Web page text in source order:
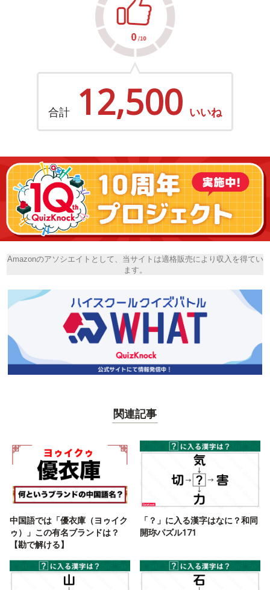
合計 12,500 いいね
Amazonのアソシエイトとして、当サイトは適格販売により収入を得てい
ます。
関連記事
中国語では「優衣庫（ヨゥイク
ゥ）」この有名ブランドは？
【勘で解ける】
「？」に入る漢字はなに？和同
開珎パズル171